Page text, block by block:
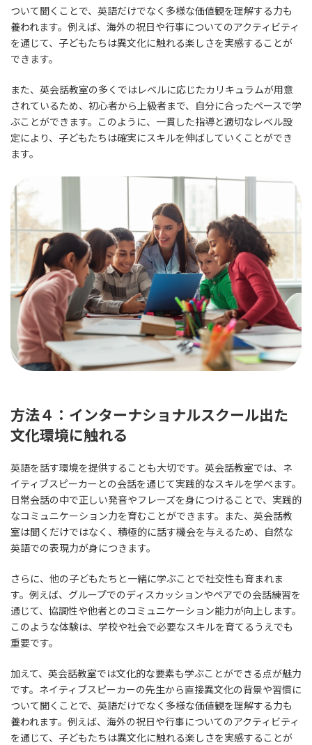
ついて聞くことで、英語だけでなく多様な価値観を理解する力も
養われます。例えば、海外の祝日や行事についてのアクティビティ
を通じて、子どもたちは異文化に触れる楽しさを実感することが
できます。
また、英会話教室の多くではレベルに応じたカリキュラムが用意
されているため、初心者から上級者まで、自分に合ったペースで学
ぶことができます。このように、一貫した指導と適切なレベル設
定により、子どもたちは確実にスキルを伸ばしていくことができ
ます。
方法４：インターナショナルスクール出た
文化環境に触れる
英語を話す環境を提供することも大切です。英会話教室では、ネ
イティブスピーカーとの会話を通じて実践的なスキルを学べます。
日常会話の中で正しい発音やフレーズを身につけることで、実践的
なコミュニケーション力を育むことができます。また、英会話教
室は聞くだけではなく、積極的に話す機会を与えるため、自然な
英語での表現力が身につきます。
さらに、他の子どもたちと一緒に学ぶことで社交性も育まれま
す。例えば、グループでのディスカッションやペアでの会話練習を
通じて、協調性や他者とのコミュニケーション能力が向上します。
このような体験は、学校や社会で必要なスキルを育てるうえでも
重要です。
加えて、英会話教室では文化的な要素も学ぶことができる点が魅力
です。ネイティブスピーカーの先生から直接異文化の背景や習慣に
ついて聞くことで、英語だけでなく多様な価値観を理解する力も
養われます。例えば、海外の祝日や行事についてのアクティビティ
を通じて、子どもたちは異文化に触れる楽しさを実感することが